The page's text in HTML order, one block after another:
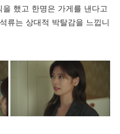
했고 한명은 가게를 낸다고
류는 상대적 박탈감을 느낍니